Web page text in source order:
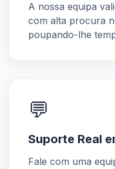
A nossa equipa
com alta procura
poupando-lhe
💬
Suporte Real
Fale com uma